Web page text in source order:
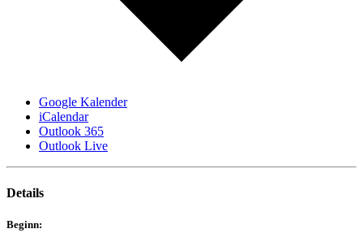
Google Kalender
iCalendar
Outlook 365
Outlook Live
Details
Beginn: